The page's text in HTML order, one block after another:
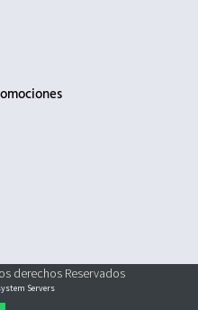
derechos Reservados
Servers